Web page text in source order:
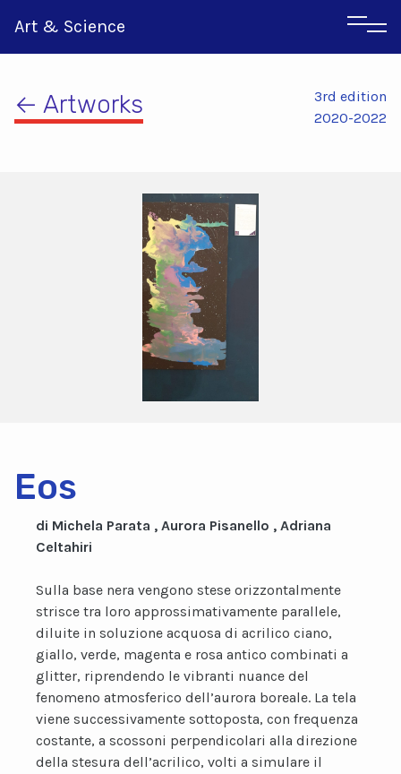
Art & Science
← Artworks
3rd edition
2020-2022
Eos
di Michela Parata , Aurora Pisanello , Adriana
Celtahiri
Sulla base nera vengono stese orizzontalmente
strisce tra loro approssimativamente parallele,
diluite in soluzione acquosa di acrilico ciano,
giallo, verde, magenta e rosa antico combinati a
glitter, riprendendo le vibranti nuance del
fenomeno atmosferico dell’aurora boreale. La tela
viene successivamente sottoposta, con frequenza
costante, a scossoni perpendicolari alla direzione
della stesura dell’acrilico, volti a simulare il